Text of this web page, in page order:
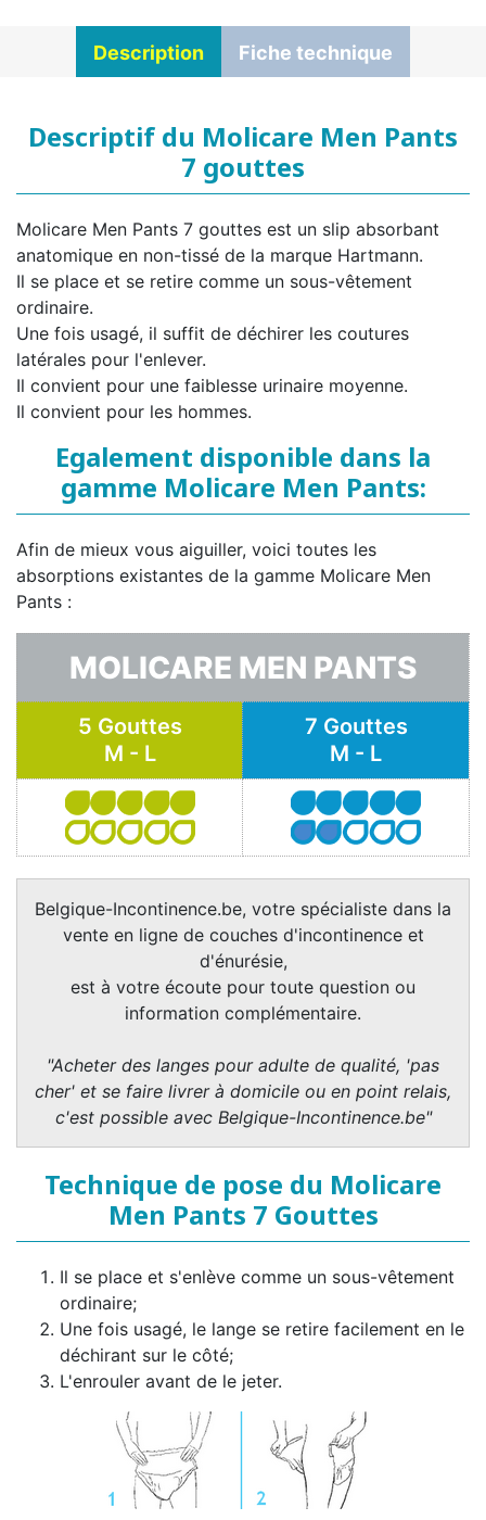
Description Fiche technique
Descriptif du Molicare Men Pants
7 gouttes
Molicare Men Pants 7 gouttes est un slip absorbant
anatomique en non-tissé de la marque Hartmann.
Il se place et se retire comme un sous-vêtement
ordinaire.
Une fois usagé, il suffit de déchirer les coutures
latérales pour l'enlever.
Il convient pour une faiblesse urinaire moyenne.
Il convient pour les hommes.
Egalement disponible dans la
gamme Molicare Men Pants:
Afin de mieux vous aiguiller, voici toutes les
absorptions existantes de la gamme Molicare Men
Pants :
MOLICARE MEN PANTS
5 Gouttes
M - L
7 Gouttes
M - L
Belgique-Incontinence.be, votre spécialiste dans la
vente en ligne de couches d'incontinence et
d'énurésie,
est à votre écoute pour toute question ou
information complémentaire.
"Acheter des langes pour adulte de qualité, 'pas
cher' et se faire livrer à domicile ou en point relais,
c'est possible avec Belgique-Incontinence.be"
Technique de pose du Molicare
Men Pants 7 Gouttes
Il se place et s'enlève comme un sous-vêtement
ordinaire;
Une fois usagé, le lange se retire facilement en le
déchirant sur le côté;
L'enrouler avant de le jeter.